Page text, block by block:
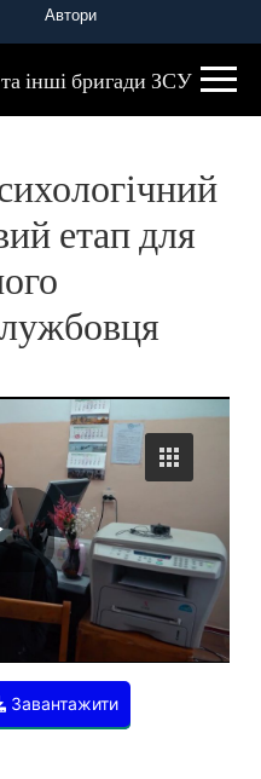
Автори
інші бригади ЗСУ
етап для
Завантажити